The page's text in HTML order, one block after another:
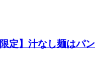
定】汁なし麺はパン